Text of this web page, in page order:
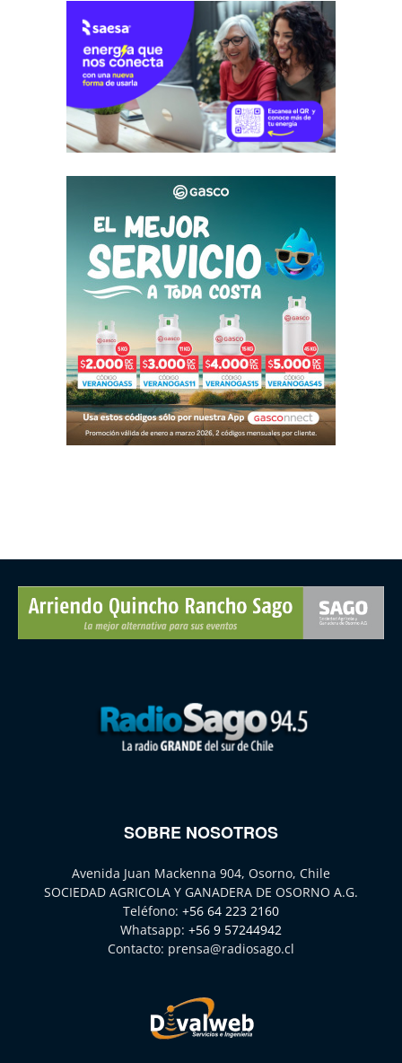
SOBRE NOSOTROS
Avenida Juan Mackenna 904, Osorno, Chile
SOCIEDAD AGRICOLA Y GANADERA DE OSORNO A.G.
Teléfono: +56 64 223 2160
Whatsapp: +56 9 57244942
Contacto: prensa@radiosago.cl